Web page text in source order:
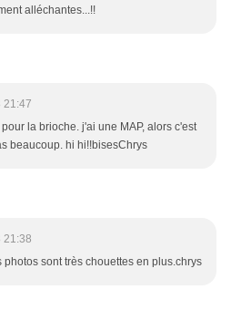
alléchantes...!!
21:47
la brioche. j'ai une MAP, alors c'est
beaucoup. hi hi!!bisesChrys
21:38
photos sont très chouettes en plus.chrys